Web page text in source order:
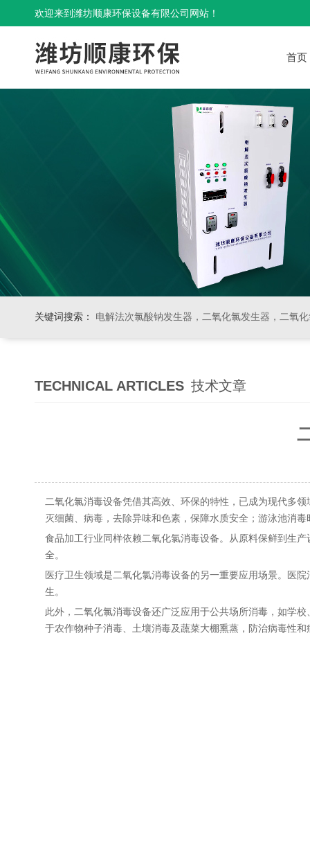
欢迎来到潍坊顺康环保设备有限公司网站！
首页
关键词搜索： 电解法次氯酸钠发生器，二氧化氯发生器，二氧化氯投加器，缓释消毒器
TECHNICAL ARTICLES 技术文章
二氧化氯消毒设备凭借其高效、环保的特性，已成为现代多
灭细菌、病毒，去除异味和色素，保障水质安全；游泳池消
食品加工行业同样依赖二氧化氯消毒设备。从原料保鲜到生
全。
医疗卫生领域是二氧化氯消毒设备的另一重要应用场景。医
生。
此外，二氧化氯消毒设备还广泛应用于公共场所消毒，如学
于农作物种子消毒、土壤消毒及蔬菜大棚熏蒸，防治病毒性